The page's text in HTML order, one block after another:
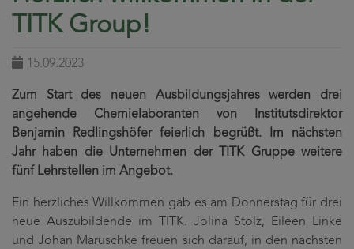
TITK Group!
15.09.2023
Zum Start des neuen Ausbildungsjahres werden drei
angehende Chemielaboranten von Institutsdirektor
Benjamin Redlingshöfer feierlich begrüßt. Im nächsten
Jahr haben die Unternehmen der TITK Gruppe weitere
fünf Lehrstellen im Angebot.
Ein herzliches Willkommen gab es am Donnerstag für drei
neue Auszubildende im TITK. Jolina Stolz, Eileen Linke
und Johan Maruschke freuen sich darauf, in den nächsten